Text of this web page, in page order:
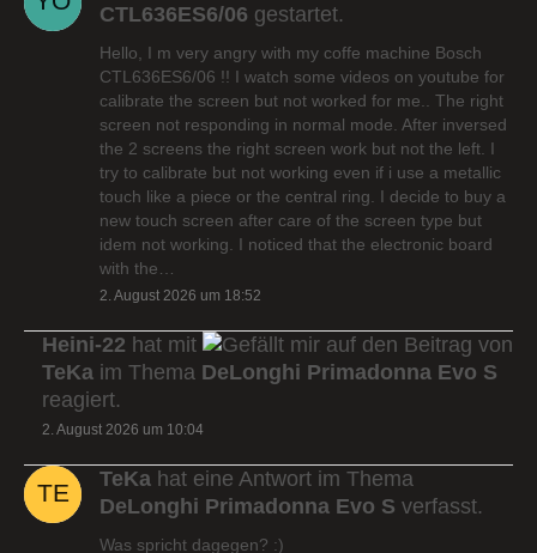
CTL636ES6/06 gestartet.
Hello, I m very angry with my coffe machine Bosch
CTL636ES6/06 !! I watch some videos on youtube for
calibrate the screen but not worked for me.. The right
screen not responding in normal mode. After inversed
the 2 screens the right screen work but not the left. I
try to calibrate but not working even if i use a metallic
touch like a piece or the central ring. I decide to buy a
new touch screen after care of the screen type but
idem not working. I noticed that the electronic board
with the…
2. August 2026 um 18:52
Heini-22 hat mit
auf den Beitrag von
TeKa im Thema DeLonghi Primadonna Evo S
reagiert.
2. August 2026 um 10:04
TeKa hat eine Antwort im Thema
DeLonghi Primadonna Evo S verfasst.
Was spricht dagegen? :)